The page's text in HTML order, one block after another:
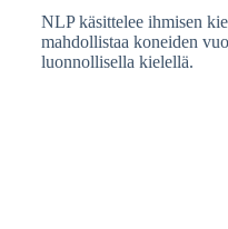
NLP käsittelee ihmisen
mahdollistaa koneiden
luonnollisella kielellä.